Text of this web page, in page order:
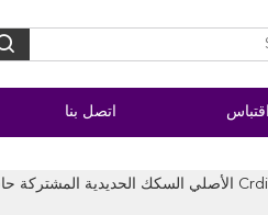
اتصل بنا